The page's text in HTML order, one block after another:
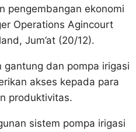
pengembangan ekonomi
Operations Agincourt
Jum’at (20/12).
dan pompa irigasi
akses kepada para
produktivitas.
sistem pompa irigasi